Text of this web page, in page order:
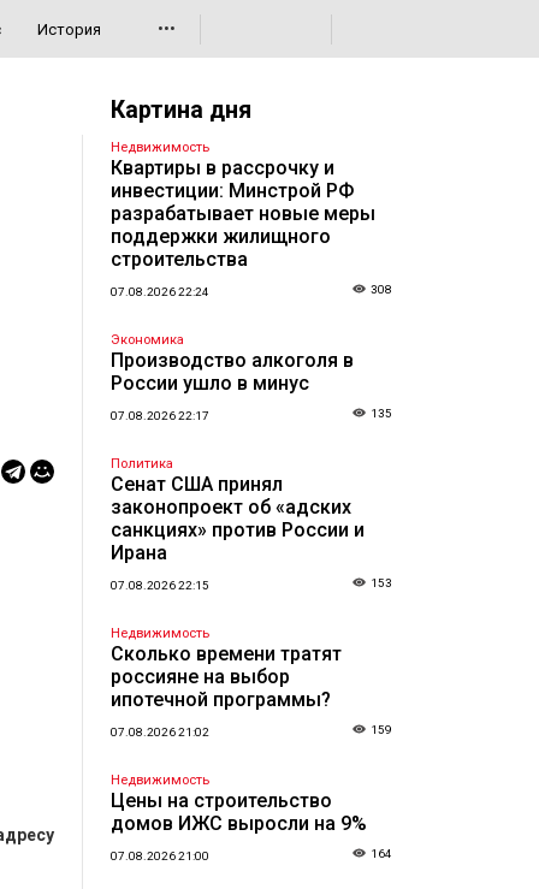
История •••
Картина дня
Недвижимость
Квартиры в рассрочку и
инвестиции: Минстрой РФ
разрабатывает новые меры
поддержки жилищного
строительства
07.08.2026 22:24 308
Экономика
Производство алкоголя в
России ушло в минус
07.08.2026 22:17 135
Политика
Сенат США принял
законопроект об «адских
санкциях» против России и
Ирана
07.08.2026 22:15 153
Недвижимость
Сколько времени тратят
россияне на выбор
ипотечной программы?
07.08.2026 21:02 159
Недвижимость
Цены на строительство
домов ИЖС выросли на 9%
07.08.2026 21:00 164